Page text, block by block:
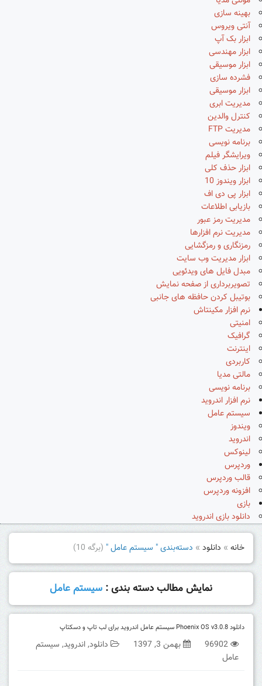
بهینه سازی
آنتی ویروس
ابزار بک آپ
ابزار مهندسی
ابزار موسیقی
فشرده سازی
ابزار موسیقی
مدیریت ابری
کنترل والدین
مدیریت FTP
برنامه نویسی
ویرایشگر فیلم
ابزار حذف کلی
ابزار ویندوز 10
ابزار پی دی اف
بازیابی اطلاعات
مدیریت رمز عبور
مدیریت نرم افزارها
رمزنگاری و رمزگشایی
ابزار مدیریت وب سایت
مبدل فایل های ویدئویی
تصویربرداری از صفحه نمایش
بوتیبل کردن حافظه های جانبی
نرم افزار مکینتاش
امنیتی
گرافیک
اینترنت
کاربردی
مالتی مدیا
برنامه نویسی
نرم افزار اندروید
سیستم عامل
ویندوز
اندروید
لینوکس
وردپرس
قالب وردپرس
افزونه وردپرس
بازی
دانلود بازی اندروید
خانه » دانلود » دسته‌بندی " سیستم عامل " (برگه 10)
نمایش مطالب دسته بندی : سیستم عامل
دانلود Phoenix OS v3.0.8 سیستم عامل اندروید برای لب تاپ و دسکتاپ
96902 بهمن 3, 1397 دانلود,اندروید, سیستم
عامل